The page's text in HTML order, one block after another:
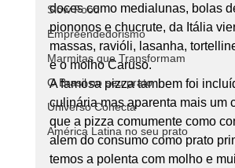
Slow Food
Empreendedorismo
Marmitas que Transformam
O Brasil no seu prato
Universo Conecta
América Latina no seu prato
doces como medialunas, bolas
piononos e chucrute, da Itália
massas, ravióli, lasanha,
e o molho Caruso.
A famosa pizza tambem foi
culinária mas aparenta mais um
que a pizza comumente como
alem do consumo como prato
temos a polenta com molho e